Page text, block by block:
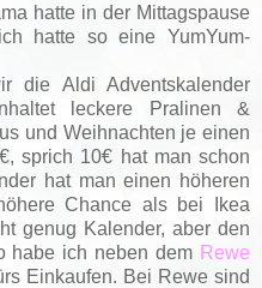
hatte in der Mittagspause
hatte so eine YumYum-
die Aldi Adventskalender
leckere Pralinen &
und Weihnachten je einen
sprich 10€ hat man schon
hat man einen höheren
Chance als bei Ikea
genug Kalender, aber den
habe ich neben dem Rewe
Einkaufen. Bei Rewe sind